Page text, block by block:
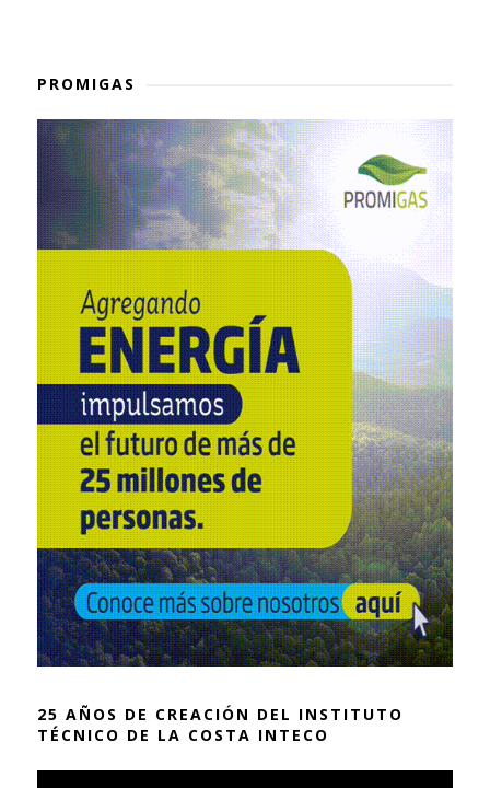
PROMIGAS
25 AÑOS DE CREACIÓN DEL INSTITUTO
TÉCNICO DE LA COSTA INTECO